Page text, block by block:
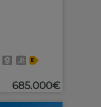
685.000€